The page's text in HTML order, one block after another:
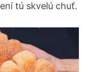
tú skvelú chuť.